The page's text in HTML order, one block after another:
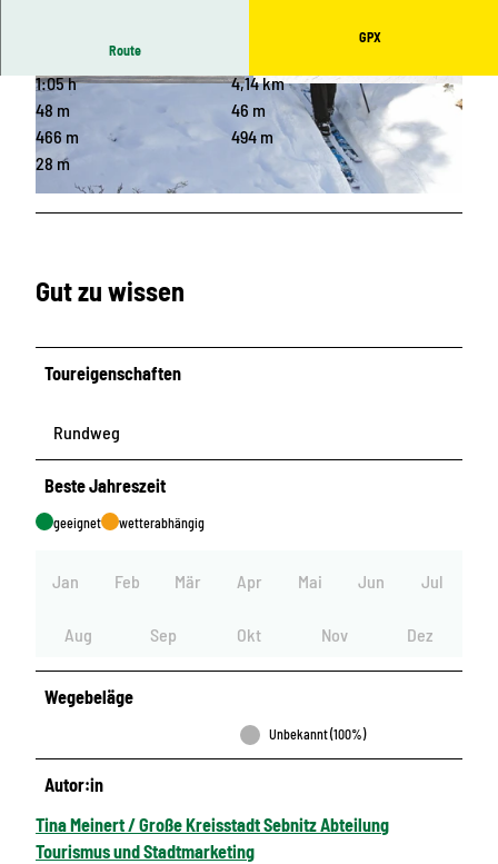
© Wachbergbaude, Tourismusverband Sächsis
© Wachbergbaude, Tourismusverband Sächsis
che Schweiz
Route
GPX
1:05 h
4,14 km
48 m
46 m
466 m
494 m
28 m
Gut zu wissen
Toureigenschaften
Rundweg
Beste Jahreszeit
geeignet wetterabhängig
Jan Feb Mär Apr Mai Jun Jul
Aug Sep Okt Nov Dez
Wegebeläge
Unbekannt (100%)
Autor:in
Tina Meinert / Große Kreisstadt Sebnitz Abteilung
Tourismus und Stadtmarketing